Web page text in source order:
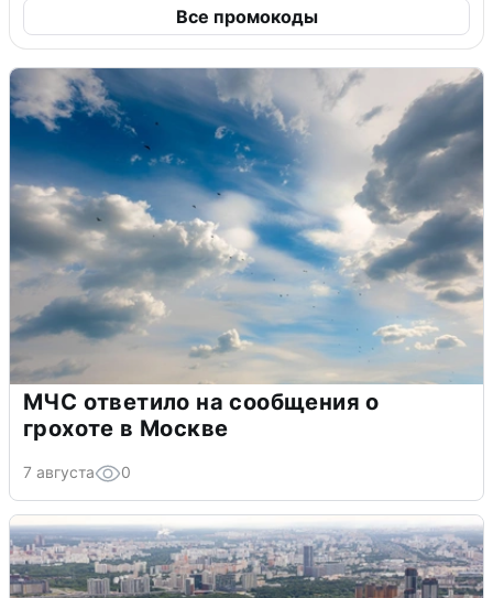
Все промокоды
МЧС ответило на сообщения о
грохоте в Москве
7 августа 0